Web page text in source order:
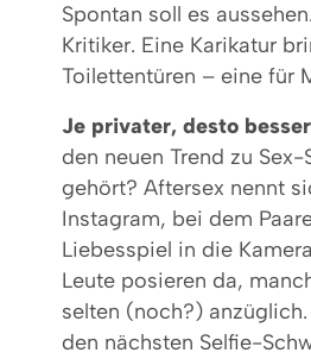
Spontan soll es
Kritiker. Eine Karikatur
Toilettentüren – eine für
Je privater, desto
den neuen Trend zu Sex-
gehört? Aftersex nennt
Instagram, bei dem
Liebesspiel in die
Leute posieren da,
selten (noch?)
den nächsten Selfie-